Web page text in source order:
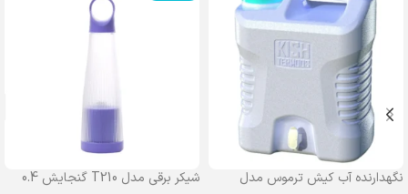
نگهدارنده آب کیش ترموس مدل
شیکر برقی مدل T210 گنجایش 0.4